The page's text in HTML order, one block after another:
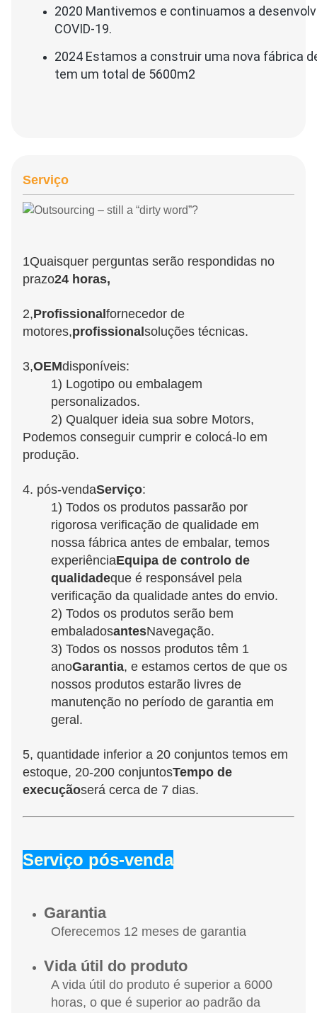
2020 Mantivemos e continuamos a
COVID-19.
2024 Estamos a construir uma nova fábrica
tem um total de 5600m2
Serviço
1Quaisquer perguntas serão respondidas no
prazo24 horas,
2,Profissionalfornecedor de
motores,profissionalsoluções técnicas.
3,OEMdisponíveis:
1) Logotipo ou embalagem
personalizados.
2) Qualquer ideia sua sobre Motors,
Podemos conseguir cumprir e colocá-lo em
produção.
4. pós-vendaServiço:
1) Todos os produtos passarão por
rigorosa verificação de qualidade em
nossa fábrica antes de embalar, temos
experiênciaEquipa de controlo de
qualidadeque é responsável pela
verificação da qualidade antes do envio.
2) Todos os produtos serão bem
embaladosantesNavegação.
3) Todos os nossos produtos têm 1
anoGarantia, e estamos certos de que os
nossos produtos estarão livres de
manutenção no período de garantia em
geral.
5, quantidade inferior a 20 conjuntos temos em
estoque, 20-200 conjuntosTempo de
execuçãoserá cerca de 7 dias.
Serviço pós-venda
Garantia
Oferecemos 12 meses de garantia
Vida útil do produto
A vida útil do produto é superior a 6000
horas, o que é superior ao padrão da